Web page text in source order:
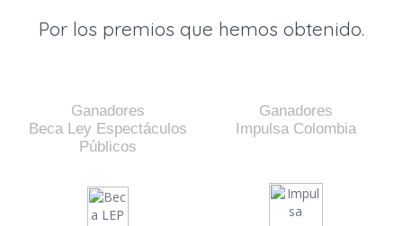
Por los premios que hemos obtenido.
Ganadores
Beca Ley Espectáculos
Públicos
Ganadores
Impulsa Colombia